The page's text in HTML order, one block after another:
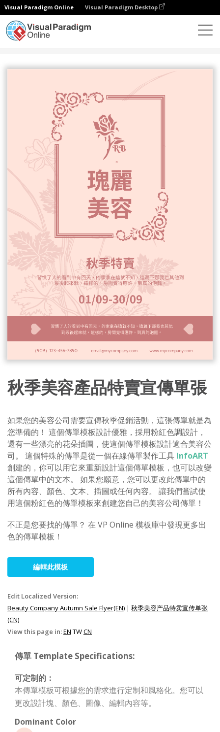
Visual Paradigm Online Visual Paradigm Desktop
秋季美容產品特賣宣傳單張
如果您的美容公司需要宣傳秋季促銷活動，這張傳單就是為
您準備的！ 這個傳單模板設計優雅，採用粉紅色調設計，
還有一些漂亮的花朵插圖，使這個傳單模板設計適合美容公
司。 這個特殊的傳單是從一個在線傳單製作工具 InfoART
創建的，你可以用它來重新設計這個傳單模板，也可以改變
這個傳單中的文本。 如果您願意，您可以更改此傳單中的
所有內容、顏色、文本、插圖或任何內容。 讓我們嘗試使
用這個粉紅色的傳單模板來創建您自己的美容公司傳單！
不正是您要找的傳單？ 在 VP Online 模板庫中發現更多出
色的傳單模板！
編輯此模板
Edit Localized Version:
Beauty Company Autumn Sale Flyer(EN) | 秋季美容产品特卖宣传单张
(CN)
View this page in:EN TWCN
傳單 Template Specifications:
可定制的：
本傳單模板可根據您的需求進行定制和風格化。您可以
更改設計塊、顏色、圖像、編輯內容等。
Dominant Color